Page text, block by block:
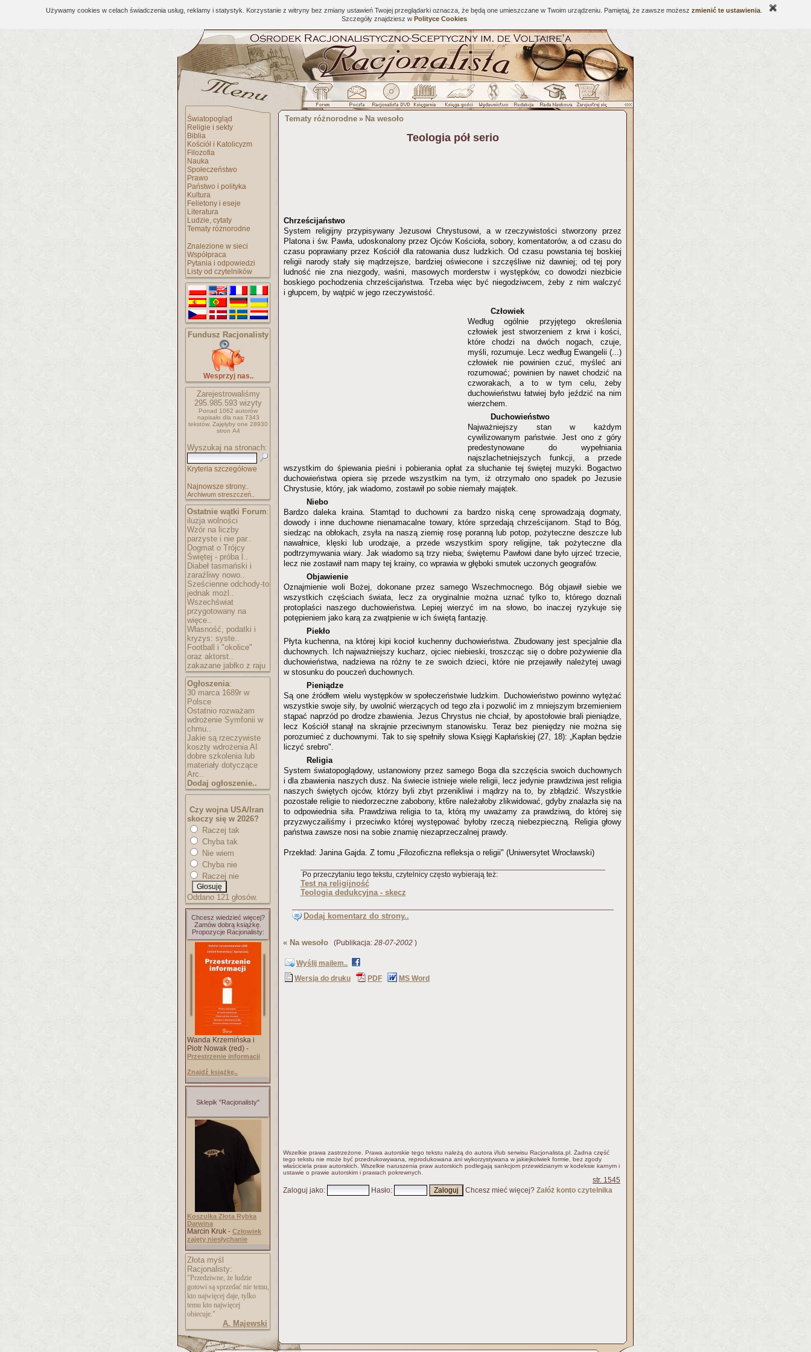
Używamy cookies w celach świadczenia usług, reklamy i statystyk. Korzystanie z witryny bez zmiany ustawień Twojej przeglądarki oznacza, że będą one umieszczane w Twoim urządzeniu. Pamiętaj, że zawsze możesz zmienić te ustawienia
Szczegóły znajdziesz w Polityce Cookies
Światopogląd
Religie i sekty
Biblia
Kościół i Katolicyzm
Filozofia
Nauka
Społeczeństwo
Prawo
Państwo i polityka
Kultura
Felietony i eseje
Literatura
Ludzie, cytaty
Tematy różnorodne
Znalezione w sieci
Współpraca
Pytania i odpowiedzi
Listy od czytelników
Fundusz Racjonalisty
Wesprzyj nas..
Zarejestrowaliśmy
295.985.593 wizyty
Ponad 1062 autorów
napisało dla nas 7343
tekstów. Zajęłyby one 28930
stron A4
Wyszukaj na stronach:
Kryteria szczegółowe
Najnowsze strony..
Archiwum streszczeń..
Ostatnie wątki Forum:
iluzja wolności
Wzór na liczby
parzyste i nie par..
Dogmat o Trójcy
Świętej - próba l..
Diabeł tasmański i
zaraźliwy nowo..
Sześcienne odchody-to
jednak możl..
Wszechświat
przygotowany na
więce..
Własność, podatki i
kryzys: syste..
Football i "okolice"
oraz aktorst..
zakazane jabłko z raju
Ogłoszenia:
30 marca 1689r w
Polsce
Ostatnio rozważam
wdrożenie Symfonii w
chmu..
Jakie są rzeczywiste
koszty wdrożenia AI
dobre szkolenia lub
materiały dotyczące
Arc..
Dodaj ogłoszenie..
Czy wojna USA/Iran
skoczy się w 2026?
Raczej tak
Chyba tak
Nie wiem
Chyba nie
Raczej nie
Oddano 121 głosów.
Chcesz wiedzieć więcej?
Zamów dobrą książkę.
Propozycje Racjonalisty:
Wanda Krzemińska i
Piotr Nowak (red) -
Przestrzenie informacji
Znajdź książkę..
Sklepik "Racjonalisty"
Koszulka Złota Rybka
Darwina
Marcin Kruk - Człowiek
zajęty niesłychanie
Złota myśl
Racjonalisty:
"Przedziwne, że ludzie
gotowi są sprzedać nie temu,
kto najwięcej daje, tylko
temu kto najwięcej
obiecuje."
A. Majewski
Tematy różnorodne » Na wesoło
Teologia pół serio
Chrześcijaństwo
System religijny przypisywany Jezusowi Chrystusowi, a w rzeczywistości stworzony przez
Platona i św. Pawła, udoskonalony przez Ojców Kościoła, sobory, komentatorów, a od czasu do
czasu poprawiany przez Kościół dla ratowania dusz ludzkich. Od czasu powstania tej boskiej
religii narody stały się mądrzejsze, bardziej oświecone i szczęśliwe niż dawniej; od tej pory
ludność nie zna niezgody, waśni, masowych morderstw i występków, co dowodzi niezbicie
boskiego pochodzenia chrześcijaństwa. Trzeba więc być niegodziwcem, żeby z nim walczyć
i głupcem, by wątpić w jego rzeczywistość.
Człowiek
Według ogólnie przyjętego określenia
człowiek jest stworzeniem z krwi i kości,
które chodzi na dwóch nogach, czuje,
myśli, rozumuje. Lecz według Ewangelii (...)
człowiek nie powinien czuć, myśleć ani
rozumować; powinien by nawet chodzić na
czworakach, a to w tym celu, żeby
duchowieństwu łatwiej było jeździć na nim
wierzchem.
Duchowieństwo
Najważniejszy stan w każdym
cywilizowanym państwie. Jest ono z góry
predestynowane do wypełniania
najszlachetniejszych funkcji, a przede
wszystkim do śpiewania pieśni i pobierania opłat za słuchanie tej świętej muzyki. Bogactwo
duchowieństwa opiera się przede wszystkim na tym, iż otrzymało ono spadek po Jezusie
Chrystusie, który, jak wiadomo, zostawił po sobie niemały majątek.
Niebo
Bardzo daleka kraina. Stamtąd to duchowni za bardzo niską cenę sprowadzają dogmaty,
dowody i inne duchowne nienamacalne towary, które sprzedają chrześcijanom. Stąd to Bóg,
siedząc na obłokach, zsyła na naszą ziemię rosę poranną lub potop, pożyteczne deszcze lub
nawałnice, klęski lub urodzaje, a przede wszystkim spory religijne, tak pożyteczne dla
podtrzymywania wiary. Jak wiadomo są trzy nieba; świętemu Pawłowi dane było ujrzeć trzecie,
lecz nie zostawił nam mapy tej krainy, co wprawia w głęboki smutek uczonych geografów.
Objawienie
Oznajmienie woli Bożej, dokonane przez samego Wszechmocnego. Bóg objawił siebie we
wszystkich częściach świata, lecz za oryginalnie można uznać tylko to, którego doznali
protoplaści naszego duchowieństwa. Lepiej wierzyć im na słowo, bo inaczej ryzykuje się
potępieniem jako karą za zwątpienie w ich świętą fantazję.
Piekło
Płyta kuchenna, na której kipi kocioł kuchenny duchowieństwa. Zbudowany jest specjalnie dla
duchownych. Ich najważniejszy kucharz, ojciec niebieski, troszcząc się o dobre pożywienie dla
duchowieństwa, nadziewa na różny te ze swoich dzieci, które nie przejawiły należytej uwagi
w stosunku do pouczeń duchownych.
Pieniądze
Są one źródłem wielu występków w społeczeństwie ludzkim. Duchowieństwo powinno wytężać
wszystkie swoje siły, by uwolnić wierzących od tego zła i pozwolić im z mniejszym brzemieniem
stąpać naprzód po drodze zbawienia. Jezus Chrystus nie chciał, by apostołowie brali pieniądze,
lecz Kościół stanął na skrajnie przeciwnym stanowisku. Teraz bez pieniędzy nie można się
porozumieć z duchownymi. Tak to się spełniły słowa Księgi Kapłańskiej (27, 18): „Kapłan będzie
liczyć srebro".
Religia
System światopoglądowy, ustanowiony przez samego Boga dla szczęścia swoich duchownych
i dla zbawienia naszych dusz. Na świecie istnieje wiele religii, lecz jedynie prawdziwa jest religia
naszych świętych ojców, którzy byli zbyt przenikliwi i mądrzy na to, by zbłądzić. Wszystkie
pozostałe religie to niedorzeczne zabobony, kt6re należałoby zlikwidować, gdyby znalazła się na
to odpowiednia siła. Prawdziwa religia to ta, którą my uważamy za prawdziwą, do której się
przyzwyczailiśmy i przeciwko której występować byłoby rzeczą niebezpieczną. Religia głowy
państwa zawsze nosi na sobie znamię niezaprzeczalnej prawdy.
Przekład: Janina Gajda. Z tomu „Filozoficzna refleksja o religii" (Uniwersytet Wrocławski)
Po przeczytaniu tego tekstu, czytelnicy często wybierają też:
Test na religijność
Teologia dedukcyjna - skecz
Dodaj komentarz do strony..
« Na wesoło (Publikacja: 28-07-2002 )
Wyślij mailem..
Wersja do druku
PDF MS Word
Wszelkie prawa zastrzeżone. Prawa autorskie tego tekstu należą do autora i/lub serwisu Racjonalista.pl. Żadna część
tego tekstu nie może być przedrukowywana, reprodukowana ani wykorzystywana w jakiejkolwiek formie, bez zgody
właściciela praw autorskich. Wszelkie naruszenia praw autorskich podlegają sankcjom przewidzianym w kodeksie karnym i
ustawie o prawie autorskim i prawach pokrewnych.
str. 1545
Zaloguj jako: Hasło: Chcesz mieć więcej? Załóż konto czytelnika